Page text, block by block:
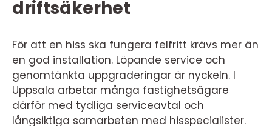
driftsäkerhet
För att en hiss ska fungera felfritt krävs mer än
en god installation. Löpande service och
genomtänkta uppgraderingar är nyckeln. I
Uppsala arbetar många fastighetsägare
därför med tydliga serviceavtal och
långsiktiga samarbeten med hisspecialister.